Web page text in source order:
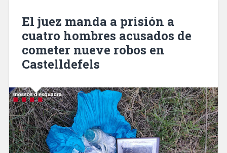
Príncep
d’Astúries
i
del
carrer
Secretari
Coloma»
El juez manda a prisión a
cuatro hombres acusados de
cometer nueve robos en
Castelldefels